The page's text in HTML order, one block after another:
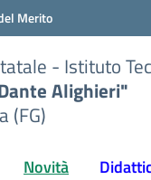
Merito
- Istituto
Alighieri"
(FG)
Novità